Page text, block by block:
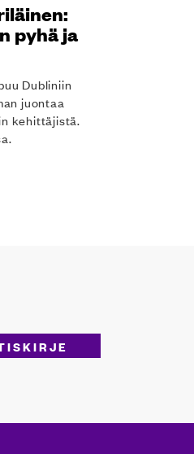
pyhä ja
Dubliniin
juontaa
kehittäjistä.